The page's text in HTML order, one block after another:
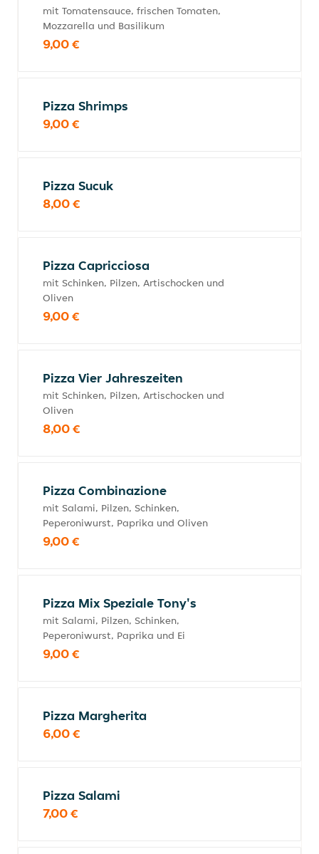
mit Tomatensauce, frischen Tomaten,
Mozzarella und Basilikum
9,00 €
Pizza Shrimps
9,00 €
Pizza Sucuk
8,00 €
Pizza Capricciosa
mit Schinken, Pilzen, Artischocken und
Oliven
9,00 €
Pizza Vier Jahreszeiten
mit Schinken, Pilzen, Artischocken und
Oliven
8,00 €
Pizza Combinazione
mit Salami, Pilzen, Schinken,
Peperoniwurst, Paprika und Oliven
9,00 €
Pizza Mix Speziale Tony's
mit Salami, Pilzen, Schinken,
Peperoniwurst, Paprika und Ei
9,00 €
Pizza Margherita
6,00 €
Pizza Salami
7,00 €